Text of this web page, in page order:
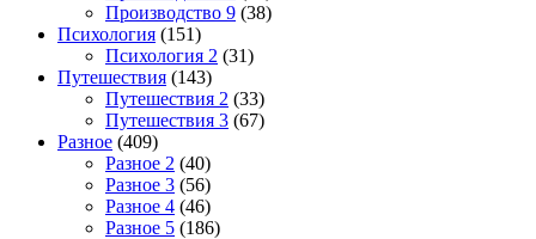
Производство 9 (38)
Психология (151)
Психология 2 (31)
Путешествия (143)
Путешествия 2 (33)
Путешествия 3 (67)
Разное (409)
Разное 2 (40)
Разное 3 (56)
Разное 4 (46)
Разное 5 (186)